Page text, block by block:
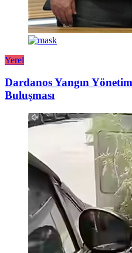
Yerel
Dardanos Yangın
Buluşması